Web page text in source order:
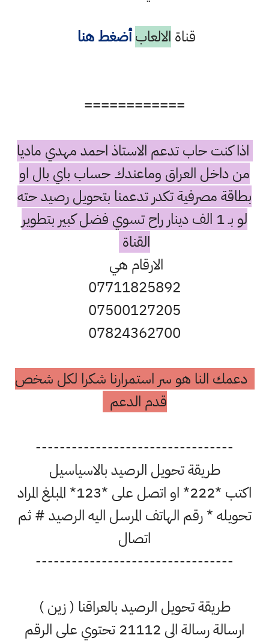
الالعاب أضغط هنا
============
حاب تدعم الاستاذ احمد مهدي ماديا
العراق وماعندك حساب باي بال او
مصرفية تكدر تدعمنا بتحويل رصيد حته
لو بـ 1 الف دينار راح تسوي فضل كبير بتطوير
الارقام هي
07711825892
07500127205
07824362700
النا هو سر استمرارنا شكرا لكل شخص
قدم الدعم
طريقة تحويل الرصيد بالاسياسيل
اكتب *222* او اتصل على *123* المبلغ المراد
* رقم الهاتف المرسل اليه الرصيد # ثم
طريقة تحويل الرصيد بالعراقنا ( زين )
ارسالة رسالة الى 21112 تحتوي على الرقم